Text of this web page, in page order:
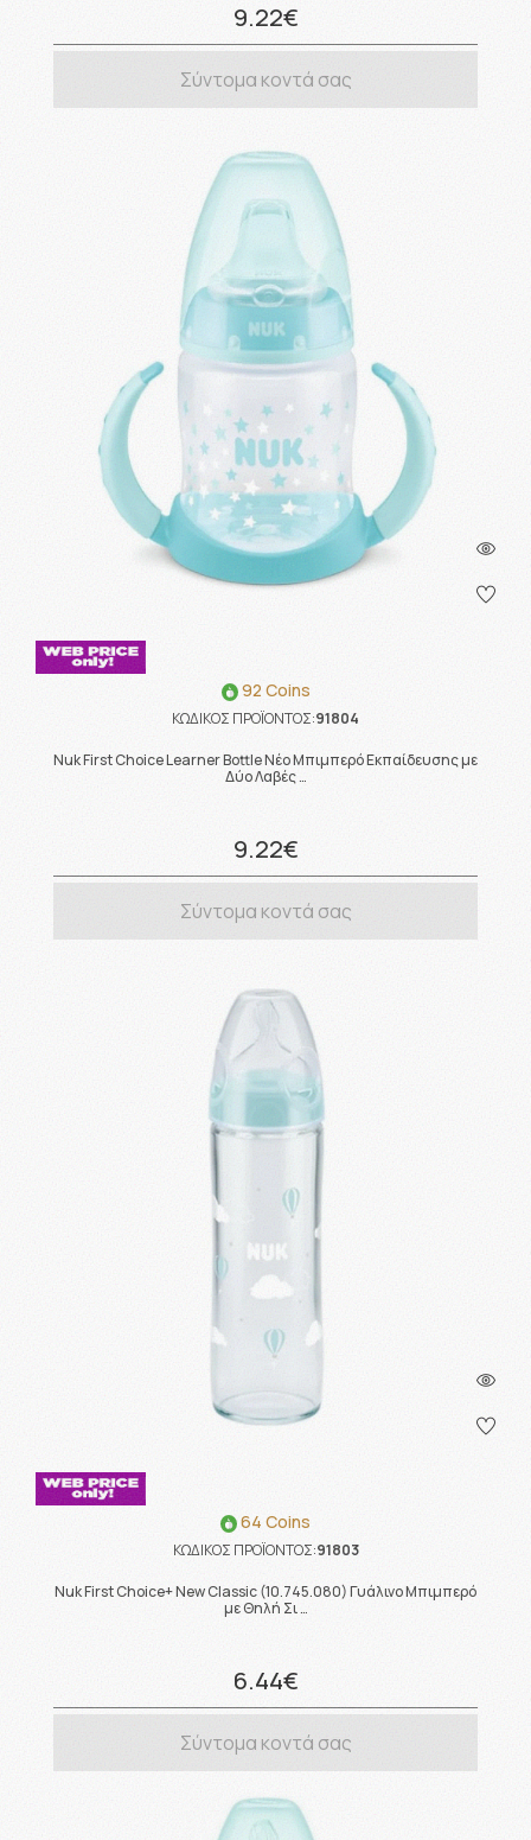
9.22€
Σύντομα κοντά σας
92 Coins
ΚΩΔΙΚΟΣ ΠΡΟΪΟΝΤΟΣ:91804
Nuk First Choice Learner Bottle Νέο Μπιμπερό Εκπαίδευσης με
Δύο Λαβές …
9.22€
Σύντομα κοντά σας
64 Coins
ΚΩΔΙΚΟΣ ΠΡΟΪΟΝΤΟΣ:91803
Nuk First Choice+ New Classic (10.745.080) Γυάλινο Μπιμπερό
με Θηλή Σι …
6.44€
Σύντομα κοντά σας